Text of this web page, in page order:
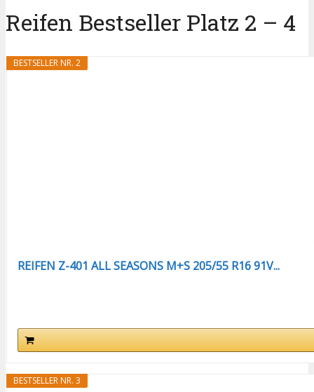
Reifen Bestseller Platz 2 – 4
BESTSELLER NR. 2
REIFEN Z-401 ALL SEASONS M+S 205/55 R16 91V...
BESTSELLER NR. 3